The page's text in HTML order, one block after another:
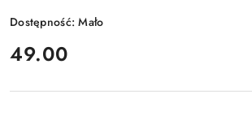
Dostępność:Mało
cena:
49.00